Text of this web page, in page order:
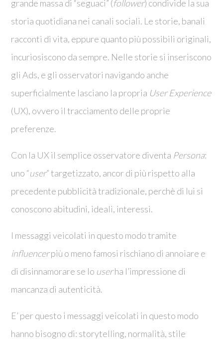
grande massa di “seguaci” (follower) condivide la sua
storia quotidiana nei canali sociali. Le storie, banali
racconti di vita, eppure quanto più possibili originali,
incuriosiscono da sempre. Nelle storie si inseriscono
gli Ads, e gli osservatori navigando anche
superficialmente lasciano la propria User Experience
(UX), ovvero il tracciamento delle proprie
preferenze.
Con la UX il semplice osservatore diventa Persona:
uno “user” targetizzato, ancor di più rispetto alla
precedente pubblicità tradizionale, perchè di lui si
conoscono abitudini, ideali, interessi.
I messaggi veicolati in questo modo tramite
influencerpiù o meno famosi rischiano di annoiare e
di disinnamorare se lo userha l’impressione di
mancanza di autenticità.
E’ per questo i messaggi veicolati in questo modo
hanno bisogno di: storytelling, normalità, stile